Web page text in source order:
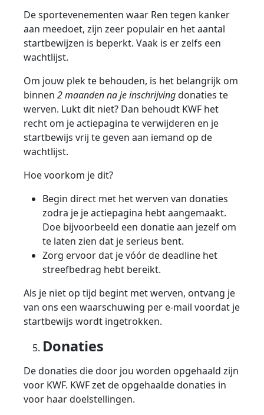
De sportevenementen waar Ren tegen kanker
aan meedoet, zijn zeer populair en het aantal
startbewijzen is beperkt. Vaak is er zelfs een
wachtlijst.
Om jouw plek te behouden, is het belangrijk om
binnen 2 maanden na je inschrijvingdonaties te
werven. Lukt dit niet? Dan behoudt KWF het
recht om je actiepagina te verwijderen en je
startbewijs vrij te geven aan iemand op de
wachtlijst.
Hoe voorkom je dit?
Begin direct met het werven van donaties
zodra je je actiepagina hebt aangemaakt.
Doe bijvoorbeeld een donatie aan jezelf om
te laten zien dat je serieus bent.
Zorg ervoor dat je vóór de deadline het
streefbedrag hebt bereikt.
Als je niet op tijd begint met werven, ontvang je
van ons een waarschuwing per e-mail voordat je
startbewijs wordt ingetrokken.
Donaties
De donaties die door jou worden opgehaald zijn
voor KWF. KWF zet de opgehaalde donaties in
voor haar doelstellingen.